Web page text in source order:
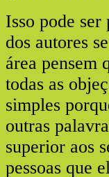
Isso pode
dos autores
área pensem
todas as
simples
outras
superior aos
pessoas que